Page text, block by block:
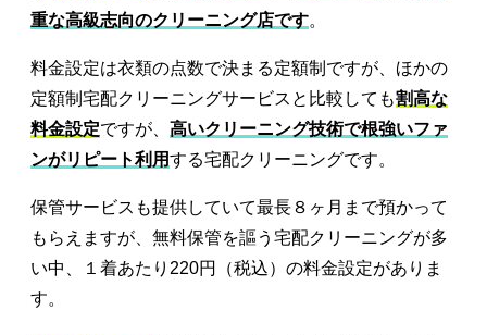
重な高級志向のクリーニング店です。
料金設定は衣類の点数で決まる定額制ですが、ほかの
定額制宅配クリーニングサービスと比較しても割高な
料金設定ですが、 高いクリーニング技術で根強いファ
ンがリピート利用する宅配クリーニングです。
保管サービスも提供していて最長８ヶ月まで預かって
もらえますが、無料保管を謳う宅配クリーニングが多
い中、１着あたり220円（税込）の料金設定がありま
す。